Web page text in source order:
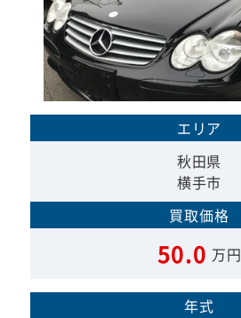
エリア
秋田県
横手市
買取価格
50.0 万円
年式